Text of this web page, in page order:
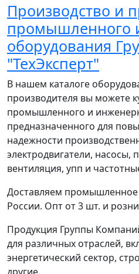
Производство и
промышленного
оборудования
"ТехЭксперт"
В нашем каталоге
производителя вы можете
промышленного и
предназначенного для
надежности
электродвигатели,
вентиляция, упп и
Доставляем промышленное
России. Опт от 3 шт. и
Продукция Группы
для различных отраслей,
энергетический сектор,